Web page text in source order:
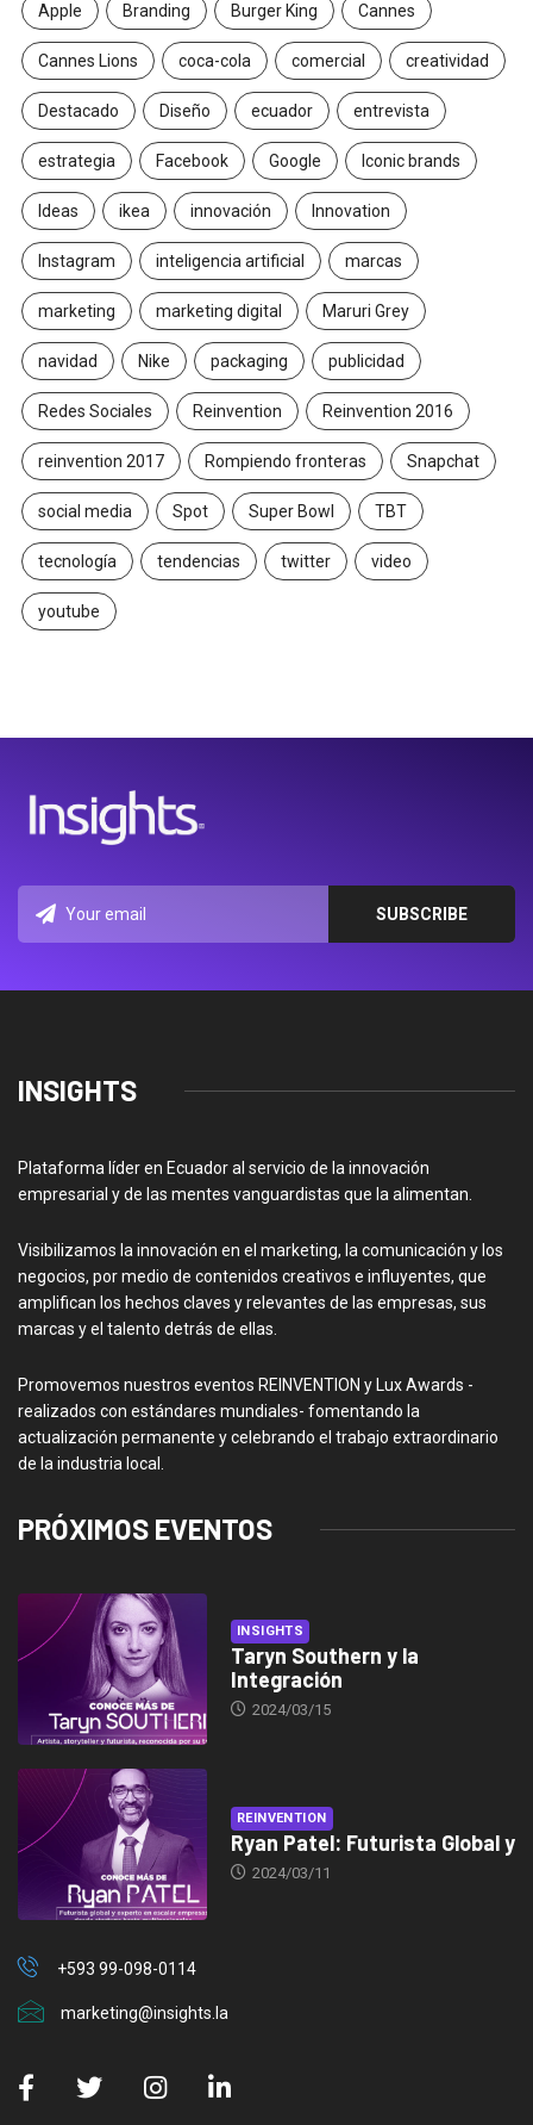
Apple Branding Burger King Cannes
Cannes Lions coca-cola comercial creatividad
Destacado Diseño ecuador entrevista
estrategia Facebook Google Iconic brands
Ideas ikea innovación Innovation
Instagram inteligencia artificial marcas
marketing marketing digital Maruri Grey
navidad Nike packaging publicidad
Redes Sociales Reinvention Reinvention 2016
reinvention 2017 Rompiendo fronteras Snapchat
social media Spot Super Bowl TBT
tecnología tendencias twitter video
youtube
INSIGHTS
Plataforma líder en Ecuador al servicio de la innovación
empresarial y de las mentes vanguardistas que la alimentan.
Visibilizamos la innovación en el marketing, la comunicación y los
negocios, por medio de contenidos creativos e influyentes, que
amplifican los hechos claves y relevantes de las empresas, sus
marcas y el talento detrás de ellas.
Promovemos nuestros eventos REINVENTION y Lux Awards -
realizados con estándares mundiales- fomentando la
actualización permanente y celebrando el trabajo extraordinario
de la industria local.
PRÓXIMOS EVENTOS
INSIGHTS
Taryn Southern y la
Integración
2024/03/15
REINVENTION
Ryan Patel: Futurista Global y
2024/03/11
+593 99-098-0114
marketing@insights.la